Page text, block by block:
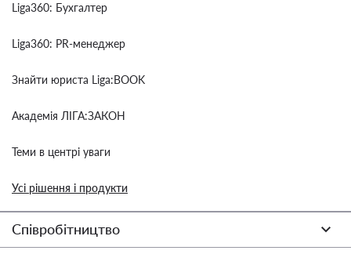
Liga360: Бухгалтер
Liga360: PR-менеджер
Знайти юриста Liga:BOOK
Академія ЛІГА:ЗАКОН
Теми в центрі уваги
Усі рішення і продукти
Співробітництво